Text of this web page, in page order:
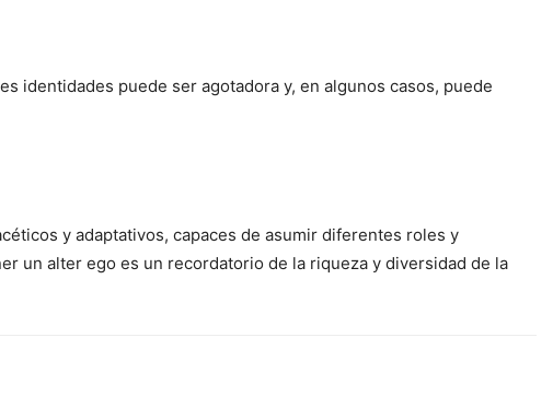
identidades puede ser agotadora y, en algunos casos, puede
y adaptativos, capaces de asumir diferentes roles y
un alter ego es un recordatorio de la riqueza y diversidad de la